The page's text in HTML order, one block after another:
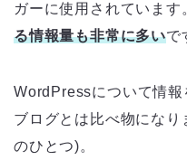
ガーに使用されています
る情報量も非常に多いで
WordPressについて情
ブログとは比べ物にな
のひとつ)。